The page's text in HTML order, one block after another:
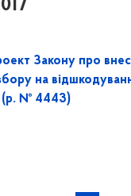
Закону про
на
(р. № 4443)